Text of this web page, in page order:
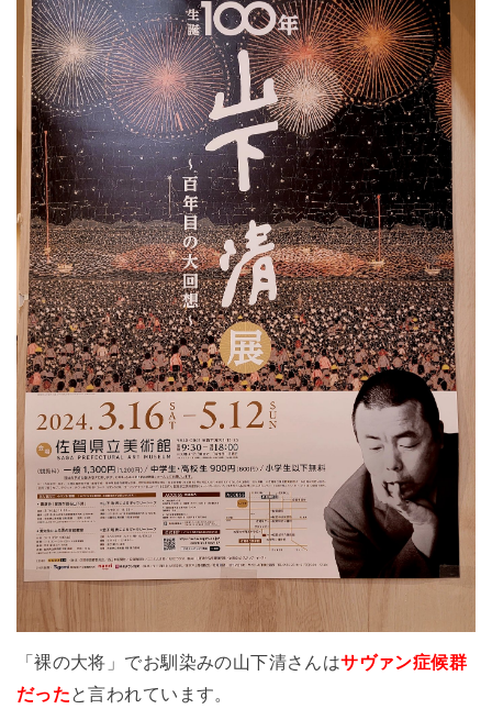
「裸の大将」でお馴染みの山下清さんはサヴァン症候群
だったと言われています。